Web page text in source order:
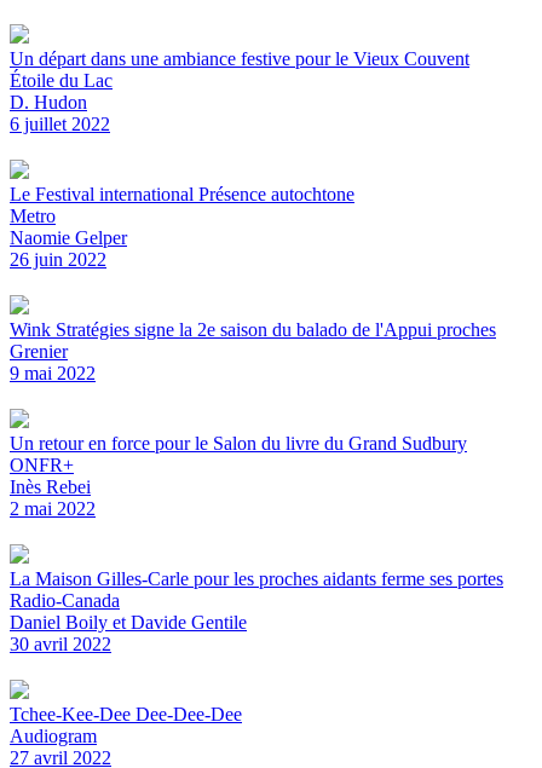
Un départ dans une ambiance festive pour le Vieux Couvent
Étoile du Lac
D. Hudon
6 juillet 2022
Le Festival international Présence autochtone
Metro
Naomie Gelper
26 juin 2022
Wink Stratégies signe la 2e saison du balado de l'Appui proches
Grenier
9 mai 2022
Un retour en force pour le Salon du livre du Grand Sudbury
ONFR+
Inès Rebei
2 mai 2022
La Maison Gilles-Carle pour les proches aidants ferme ses portes
Radio-Canada
Daniel Boily et Davide Gentile
30 avril 2022
Tchee-Kee-Dee Dee-Dee-Dee
Audiogram
27 avril 2022